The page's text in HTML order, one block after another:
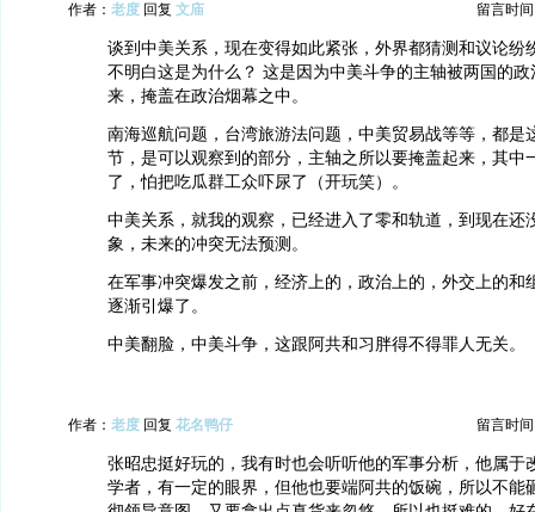
作者： 老度 回复 文庙 留言时间
谈到中美关系，现在变得如此紧张，外界都猜测和议论纷
不明白这是为什么？ 这是因为中美斗争的主轴被两国的
来，掩盖在政治烟幕之中。
南海巡航问题，台湾旅游法问题，中美贸易战等等，都是
节，是可以观察到的部分，主轴之所以要掩盖起来，其中
了，怕把吃瓜群工众吓尿了（开玩笑）。
中美关系，就我的观察，已经进入了零和轨道，到现在还
象，未来的冲突无法预测。
在军事冲突爆发之前，经济上的，政治上的，外交上的和
逐渐引爆了。
中美翻脸，中美斗争，这跟阿共和习胖得不得罪人无关。
作者： 老度 回复 花名鸭仔 留言时间
张昭忠挺好玩的，我有时也会听听他的军事分析，他属于
学者，有一定的眼界，但他也要端阿共的饭碗，所以不能